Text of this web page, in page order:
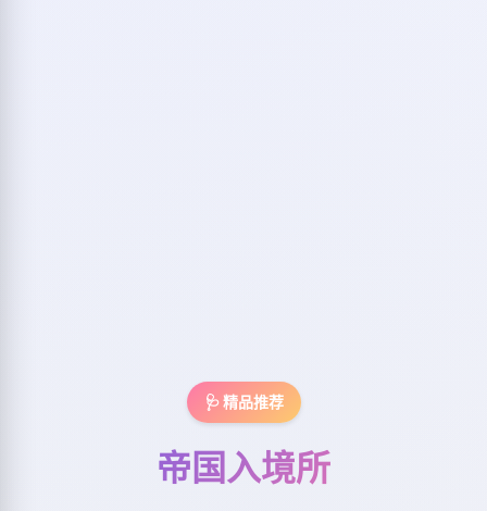
🩺 精品推荐
帝国入境所